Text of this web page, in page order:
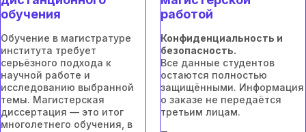
обучения
Обучение в магистратуре
института требует
серьёзного подхода к
научной работе и
исследованию выбранной
темы. Магистерская
диссертация — это итог
многолетнего обучения, в
работой
Конфиденциальность и
безопасность.
Все данные студентов
остаются полностью
защищёнными. Информация
о заказе не передаётся
третьим лицам.